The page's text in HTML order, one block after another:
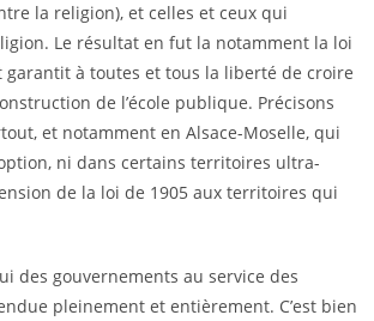
la religion), et celles et ceux qui
Le résultat en fut la notamment la loi
garantit à toutes et tous la liberté de croire
de l’école publique. Précisons
et notamment en Alsace-Moselle, qui
ni dans certains territoires ultra-
de la loi de 1905 aux territoires qui
des gouvernements au service des
pleinement et entièrement. C’est bien